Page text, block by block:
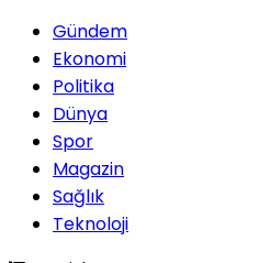
Gündem
Ekonomi
Politika
Dünya
Spor
Magazin
Sağlık
Teknoloji